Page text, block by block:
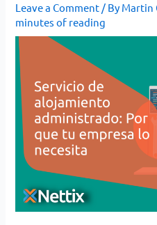
Leave a Comment / By Martin
minutes of reading